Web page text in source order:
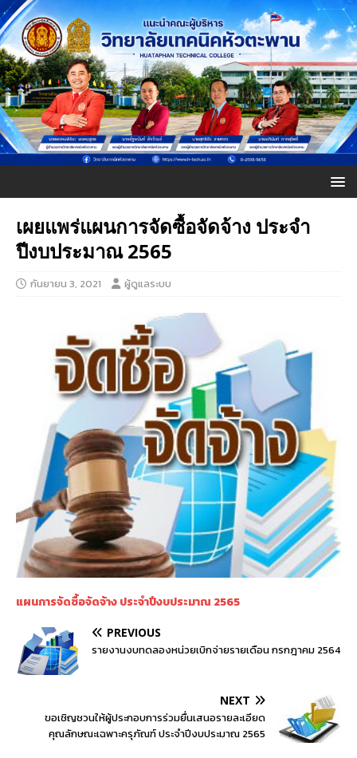
เผยแพร่แผนการจัดซื้อจัดจ้าง ประจำ
ปีงบประมาณ 2565
กันยายน 3, 2021 ผู้ดูแลระบบ
แผนการจัดซื้อจัดจ้าง ประจำปีงบประมาณ 2565
PREVIOUS
รายงานงบทดลองหน่วยเบิกจ่ายรายเดือน กรกฎาคม 2564
NEXT
ขอเชิญชวนให้ผู้ประกอบการร่วมยื่นเสนอรายละเอียด
คุณลักษณะเฉพาะครุภัณฑ์ ประจำปีงบประมาณ 2565